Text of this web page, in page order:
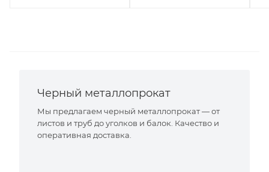
Черный металлопрокат
Мы предлагаем черный металлопрокат — от
листов и труб до уголков и балок. Качество и
оперативная доставка.